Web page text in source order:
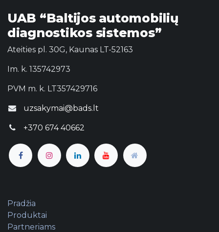
UAB “Baltijos automobilių
diagnostikos sistemos”
Ateities pl. 30G, Kaunas LT-52163
Im. k. 135742973
PVM m. k. LT357429716
uzsakymai@bads.lt
+370 674 40662
Pradžia
Produktai
Partneriams